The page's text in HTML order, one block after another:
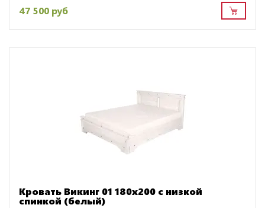
47 500 руб
Кровать Викинг 01 180х200 с низкой
спинкой (белый)